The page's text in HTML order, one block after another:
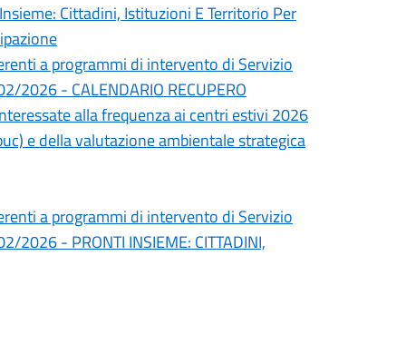
Cittadini, Istituzioni E Territorio Per
a programmi di intervento di Servizio
2026 - CALENDARIO RECUPERO
alla frequenza ai centri estivi 2026
e della valutazione ambientale strategica
a programmi di intervento di Servizio
- PRONTI INSIEME: CITTADINI,